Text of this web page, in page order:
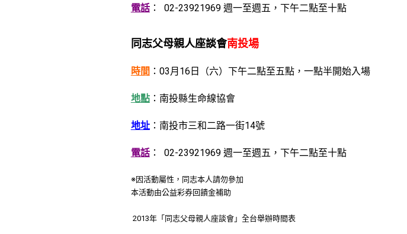
電話： 02-23921969 週一至週五，下午二點至十點
同志父母親人座談會南投場
時間 ：03月16日（六）下午二點至五點，一點半開始入場
地點：南投縣生命線協會
地址：南投市三和二路一街14號
電話： 02-23921969 週一至週五，下午二點至十點
※因活動屬性，同志本人請勿參加
本活動由公益彩券回饋金補助
2013年「同志父母親人座談會」全台舉辦時間表